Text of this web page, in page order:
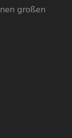
großen